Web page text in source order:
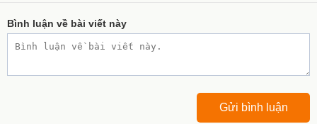
Bình luận về bài viết này